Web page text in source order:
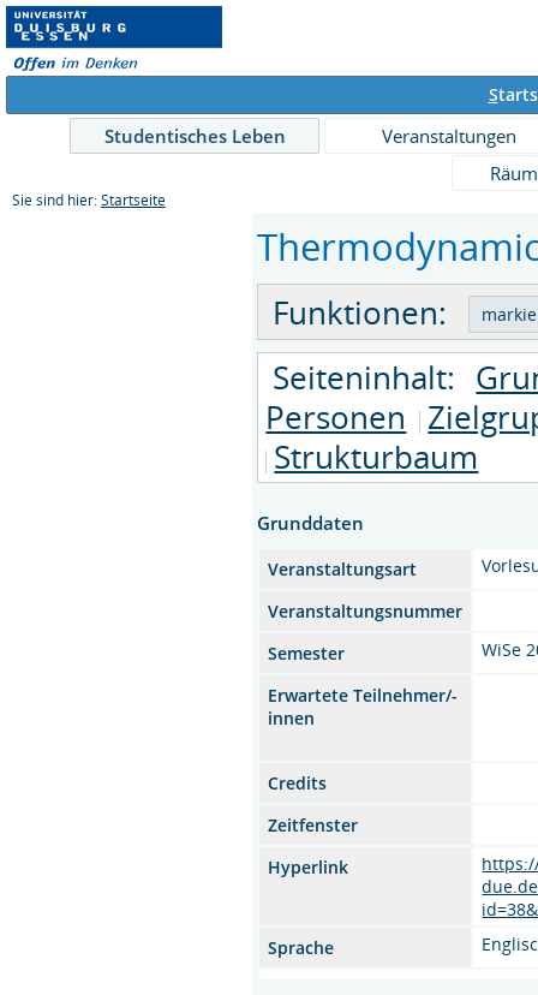
S
Studentisches Leben
Veranstaltungen
Sie sind hier: Startseite
Funktionen:
Seiteninhalt:
Personen
Strukturbaum
Grunddaten
Veranstaltungsart
Veranstaltungsnummer
Semester
WiSe
Erwartete Teilnehmer/-
innen
Credits
Zeitfenster
Hyperlink
Sprache